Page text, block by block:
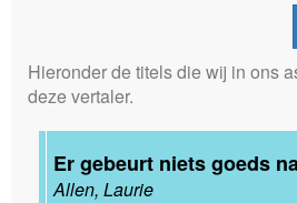
Hieronder de titels die wij in ons
deze vertaler.
Er gebeurt niets goeds
Allen, Laurie